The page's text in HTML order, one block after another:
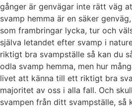
gånger är genvägar inte rätt väg
svamp hemma är en säker
som frambringar lycka, tur och
själva letandet efter svamp i
riktigt bra svampställe så kan du
odla svamp hemma, men hur
livet att känna till ett riktigt bra
majoritet av oss i alla fall. Och
svampen från ditt svampställe, så